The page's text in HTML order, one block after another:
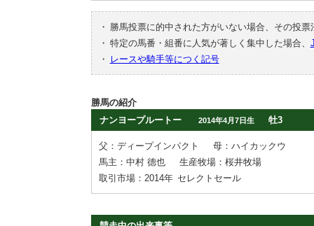
・
勝馬投票に的中された方がいない場合、その投
・ 特定の馬番・組番に人気が著しく集中した場合、
・
レースや騎手等につく記号
勝馬の紹介
ナンヨープルートー
2014年4月7日生 牡3
父：ディープインパクト
母：ハイカックウ
馬主：中村 德也
生産牧場：桜井牧場
取引市場：2014年 セレクトセール